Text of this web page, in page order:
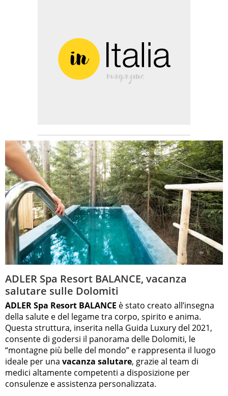
ADLER Spa Resort BALANCE, vacanza
salutare sulle Dolomiti
ADLER Spa Resort BALANCE è stato creato all’insegna
della salute e del legame tra corpo, spirito e anima.
Questa struttura, inserita nella Guida Luxury del 2021,
consente di godersi il panorama delle Dolomiti, le
“montagne più belle del mondo” e rappresenta il luogo
ideale per una vacanza salutare, grazie al team di
medici altamente competenti a disposizione per
consulenze e assistenza personalizzata.